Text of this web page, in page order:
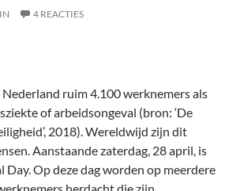
4 REACTIES
ruim 4.100 werknemers als
of arbeidsongeval (bron: ‘De
2018). Wereldwijd zijn dit
Aanstaande zaterdag, 28 april, is
Day. Op deze dag worden op meerdere